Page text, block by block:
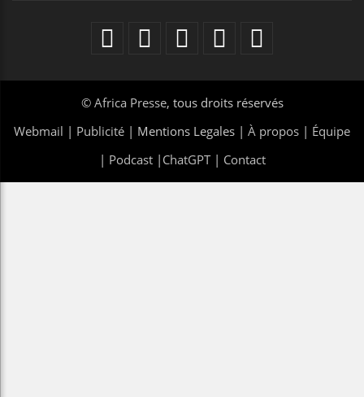
© Africa Presse, tous droits réservés
Webmail | Publicité | Mentions Legales | À propos | Équipe
| Podcast| ChatGPT| Contact